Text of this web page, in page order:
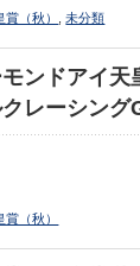
賞（秋） ,未分類
ンドアイ天
レーシング
賞（秋）